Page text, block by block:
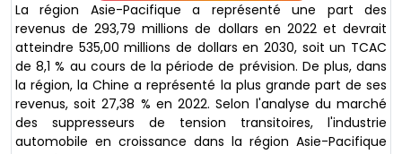
La région Asie-Pacifique a représenté une part des
revenus de 293,79 millions de dollars en 2022 et devrait
atteindre 535,00 millions de dollars en 2030, soit un TCAC
de 8,1 % au cours de la période de prévision. De plus, dans
la région, la Chine a représenté la plus grande part de ses
revenus, soit 27,38 % en 2022. Selon l'analyse du marché
des suppresseurs de tension transitoires, l'industrie
automobile en croissance dans la région Asie-Pacifique